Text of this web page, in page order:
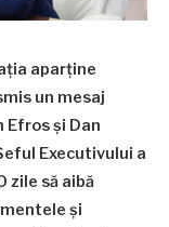
aparține
un mesaj
Efros și Dan
Executivului a
zile să aibă
și